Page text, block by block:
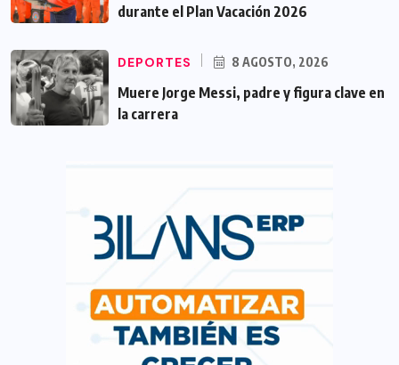
durante el Plan Vacación 2026
DEPORTES 8 AGOSTO, 2026
Muere Jorge Messi, padre y figura clave en
la carrera